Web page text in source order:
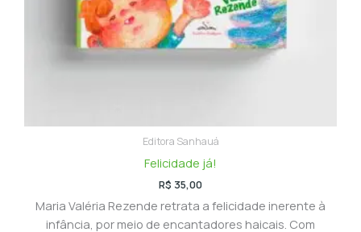
Editora Sanhauá
Felicidade já!
R$ 35,00
Maria Valéria Rezende retrata a felicidade inerente à
infância, por meio de encantadores haicais. Com